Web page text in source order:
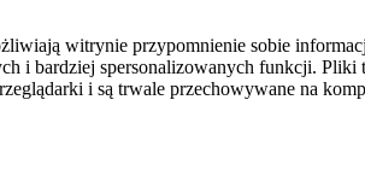
witrynie przypomnienie sobie
i bardziej spersonalizowanych funkcji.
i są trwale przechowywane na